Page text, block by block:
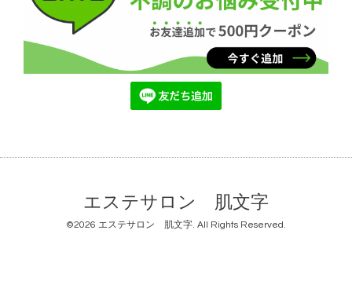
エステサロン 肌文字
©2026 エステサロン 肌文字. All Rights Reserved.